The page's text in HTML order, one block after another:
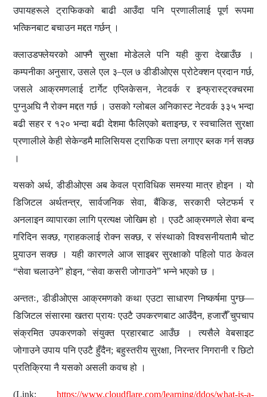
उपायहरूले ट्राफिकको बाढी आउँदा पनि प्रणालीलाई पूर्ण रूपमा
भत्किनबाट बचाउन मद्दत गर्छन् ।
क्लाउडफ्लेयरको आफ्नै सुरक्षा मोडेलले पनि यही कुरा देखाउँछ
।
कम्पनीका अनुसार,उसले एल ३–एल७ डीडीओएस प्रोटेक्शनप्रदान गर्छ,
जसले आक्रमणलाई टार्गेट एप्लिकेसन,नेटवर्क र इन्फ्रास्ट्रक्चरमा
पुग्नुअघि नै रोक्न मद्दत गर्छ । उसको ग्लोबलअनिकास्ट नेटवर्क ३३५ भन्दा
बढी सहर र १२० भन्दा बढी देशमा फैलिएको बताइन्छ,र स्वचालित सुरक्षा
प्रणालीले केही सेकेन्डमै मालिसियस ट्राफिक पत्ता लगाएर ब्लक गर्न सक्छ
।
यसको अर्थ,डीडीओएस अब केवल प्राविधिक समस्या मात्र होइन । यो
डिजिटल अर्थतन्त्र,सार्वजनिक सेवा,बैंकिङ,सरकारी प्लेटफर्म र
अनलाइन व्यापारका लागि प्रत्यक्ष जोखिम हो । एउटै आक्रमणले सेवा बन्द
गरिदिन सक्छ,ग्राहकलाई रोक्न सक्छ,र संस्थाको विश्वसनीयतामै चोट
पुर्‍याउन सक्छ । यही कारणले आज साइबर सुरक्षाको पहिलो पाठ केवल
“सेवा चलाउने” होइन, “सेवा कसरी जोगाउने” भन्ने भएको छ ।
अन्ततः,डीडीओएस आक्रमणको कथा एउटा साधारण निष्कर्षमा पुग्छ—
डिजिटल संसारमा खतरा प्रायः एउटै उपकरणबाट आउँदैन,हजारौँ चुपचाप
संक्रमित उपकरणको संयुक्त प्रहारबाट आउँछ
। त्यसैले वेबसाइट
जोगाउने उपाय पनि एउटै हुँदैन;बहुस्तरीय सुरक्षा,निरन्तर निगरानी र छिटो
प्रतिक्रिया नै यसको असली कवच हो ।
(Link:https://www.cloudflare.com/learning/ddos/what-is-a-